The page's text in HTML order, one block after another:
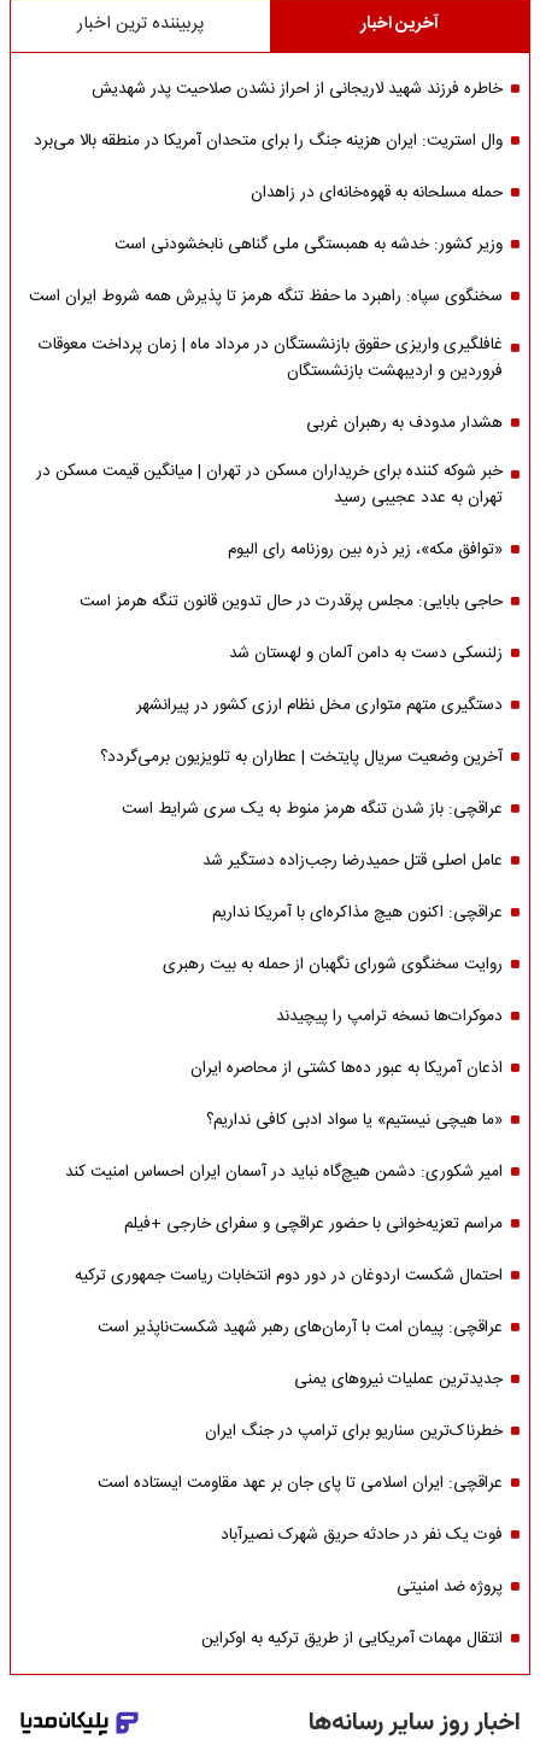
آخرین اخبار پربیننده ترین اخبار
خاطره فرزند شهید لاریجانی از احراز نشدن صلاحیت پدر شهدیش
وال استریت: ایران هزینه جنگ را برای متحدان آمریکا در منطقه بالا می‌برد
حمله مسلحانه به قهوه‌خانه‌ای در زاهدان
وزیر کشور: خدشه به همبستگی ملی گناهی نابخشودنی است
سخنگوی سپاه: راهبرد ما حفظ تنگه هرمز تا پذیرش همه شروط ایران است
غافلگیری واریزی حقوق بازنشستگان در مرداد ماه | زمان پرداخت معوقات
فروردین و اردیبهشت بازنشستگان
هشدار مدودف به رهبران غربی
خبر شوکه کننده برای خریداران مسکن در تهران | میانگین قیمت مسکن در
تهران به عدد عجیبی رسید
«توافق مکه»، زیر ذره بین روزنامه رای الیوم
حاجی بابایی: مجلس پرقدرت در حال تدوین قانون تنگه هرمز است
زلنسکی دست به دامن آلمان و لهستان شد
دستگیری متهم متواری مخل نظام ارزی کشور در پیرانشهر
آخرین وضعیت سریال پایتخت | عطاران به تلویزیون برمی‌گردد؟
عراقچی: باز شدن تنگه هرمز منوط به یک سری شرایط است
عامل اصلی قتل حمیدرضا رجب‌زاده دستگیر شد
عراقچی: اکنون هیچ مذاکره‌ای با آمریکا نداریم
روایت سخنگوی شورای نگهبان از حمله به بیت رهبری
دموکرات‌ها نسخه ترامپ را پیچیدند
اذعان آمریکا به عبور ده‌ها کشتی از محاصره ایران
«ما هیچی نیستیم» یا سواد ادبی کافی نداریم؟
امیر شکوری: دشمن هیچ‌گاه نباید در آسمان ایران احساس امنیت کند
مراسم تعزیه‌خوانی با حضور عراقچی و سفرای خارجی +فیلم
احتمال شکست اردوغان در دور دوم انتخابات ریاست جمهوری ترکیه
عراقچی: پیمان امت با آرمان‌های رهبر شهید شکست‌ناپذیر است
جدیدترین عملیات نیروهای یمنی
خطرناک‌ترین سناریو برای ترامپ در جنگ ایران
عراقچی: ایران اسلامی تا پای جان بر عهد مقاومت ایستاده است
فوت یک نفر در حادثه حریق شهرک نصیرآباد
پروژه ضد امنیتی
انتقال مهمات آمریکایی از طریق ترکیه به اوکراین